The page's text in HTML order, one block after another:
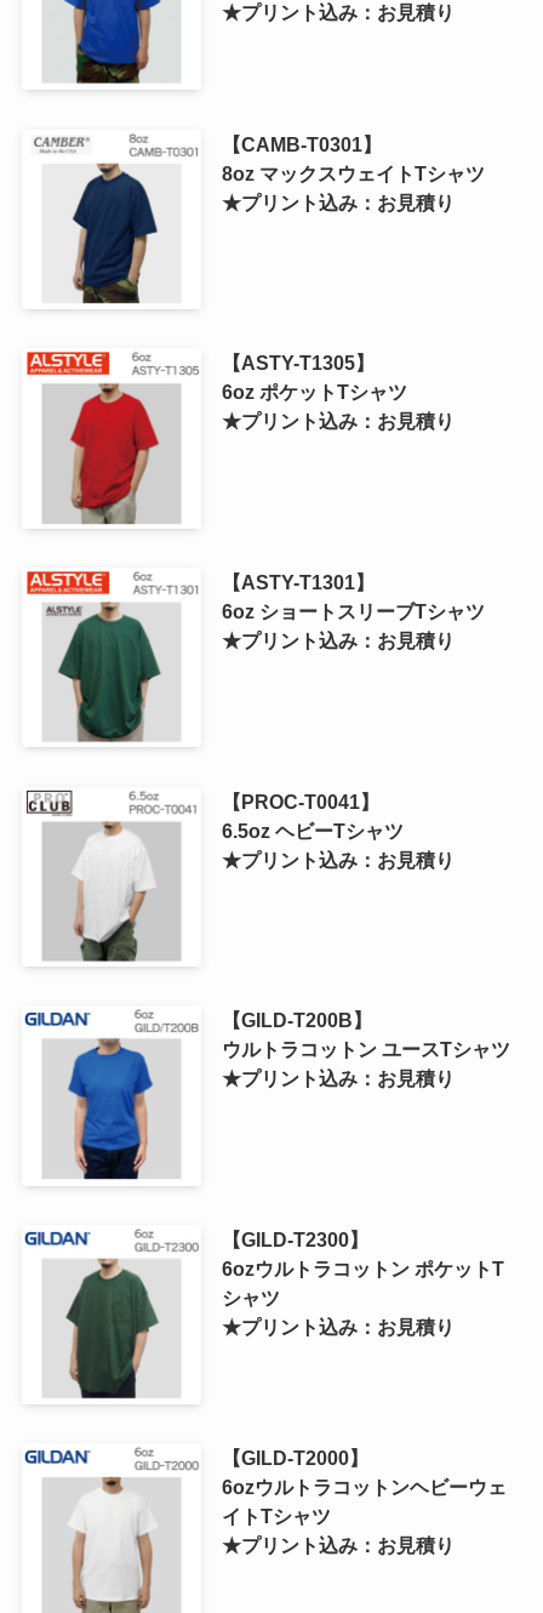
★プリント込み：お見積り
【CAMB-T0301】
8oz マックスウェイトTシャツ
★プリント込み：お見積り
【ASTY-T1305】
6oz ポケットTシャツ
★プリント込み：お見積り
【ASTY-T1301】
6oz ショートスリーブTシャツ
★プリント込み：お見積り
【PROC-T0041】
6.5oz ヘビーTシャツ
★プリント込み：お見積り
【GILD-T200B】
ウルトラコットン ユースTシャツ
★プリント込み：お見積り
【GILD-T2300】
6ozウルトラコットン ポケットT
シャツ
★プリント込み：お見積り
【GILD-T2000】
6ozウルトラコットンヘビーウェ
イトTシャツ
★プリント込み：お見積り